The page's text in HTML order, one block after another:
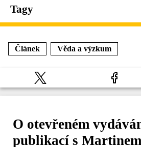
Tagy
Článek Věda a výzkum
O otevřeném
publikací s